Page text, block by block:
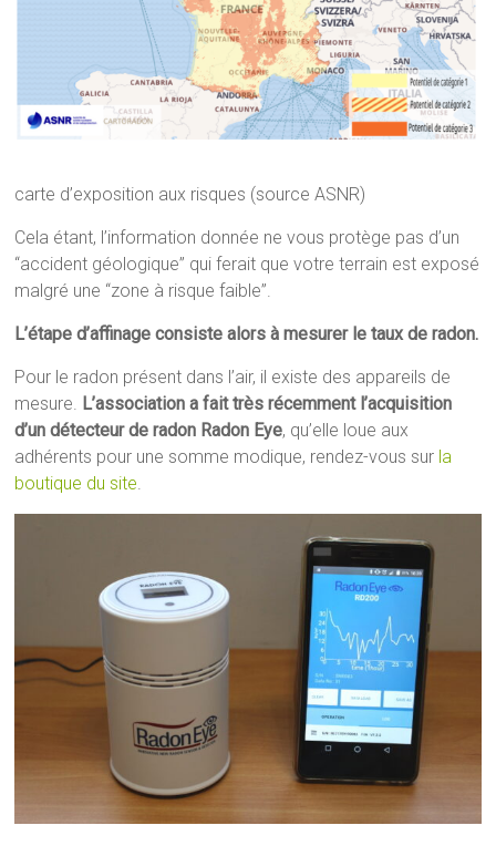
carte d’exposition aux risques (source ASNR)
Cela étant, l’information donnée ne vous protège pas d’un
“accident géologique” qui ferait que votre terrain est exposé
malgré une “zone à risque faible”.
L’étape d’affinage consiste alors à mesurer le taux de radon.
Pour le radon présent dans l’air, il existe des appareils de
mesure. L’association a fait très récemment l’acquisition
d’un détecteur de radon Radon Eye, qu’elle loue aux
adhérents pour une somme modique, rendez-vous sur la
boutique du site